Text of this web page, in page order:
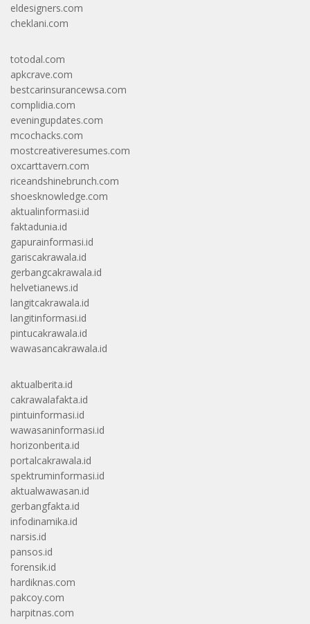
eldesigners.com
cheklani.com
totodal.com
apkcrave.com
bestcarinsurancewsa.com
complidia.com
eveningupdates.com
mcochacks.com
mostcreativeresumes.com
oxcarttavern.com
riceandshinebrunch.com
shoesknowledge.com
aktualinformasi.id
faktadunia.id
gapurainformasi.id
gariscakrawala.id
gerbangcakrawala.id
helvetianews.id
langitcakrawala.id
langitinformasi.id
pintucakrawala.id
wawasancakrawala.id
aktualberita.id
cakrawalafakta.id
pintuinformasi.id
wawasaninformasi.id
horizonberita.id
portalcakrawala.id
spektruminformasi.id
aktualwawasan.id
gerbangfakta.id
infodinamika.id
narsis.id
pansos.id
forensik.id
hardiknas.com
pakcoy.com
harpitnas.com